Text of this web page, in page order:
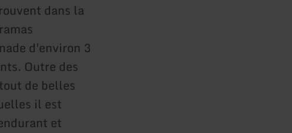
dans la
d'environ 3
Outre des
de belles
il est
et